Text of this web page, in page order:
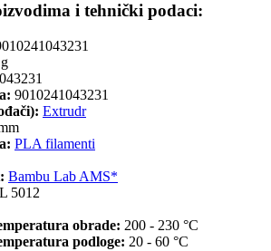
i tehnički podaci:
9010241043231
Extrudr
PLA filamenti
Bambu Lab AMS*
5012
obrade: 200 - 230 °C
podloge: 20 - 60 °C